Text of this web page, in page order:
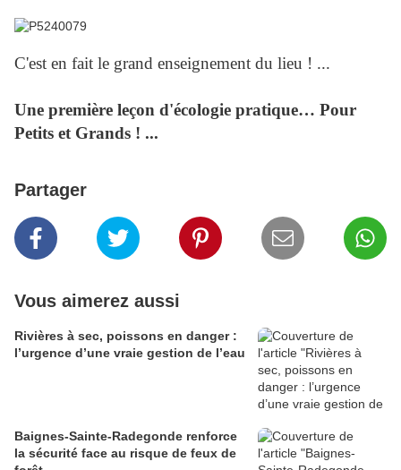
C'est en fait le grand enseignement du lieu ! ...
Une première leçon d'écologie pratique… Pour
Petits et Grands ! ...
Partager
Vous aimerez aussi
Rivières à sec, poissons en danger :
l’urgence d’une vraie gestion de l’eau
Baignes-Sainte-Radegonde renforce
la sécurité face au risque de feux de